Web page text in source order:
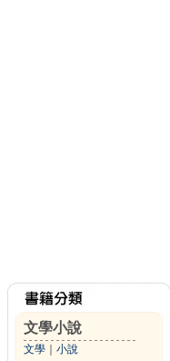
文學小說
文學 小說